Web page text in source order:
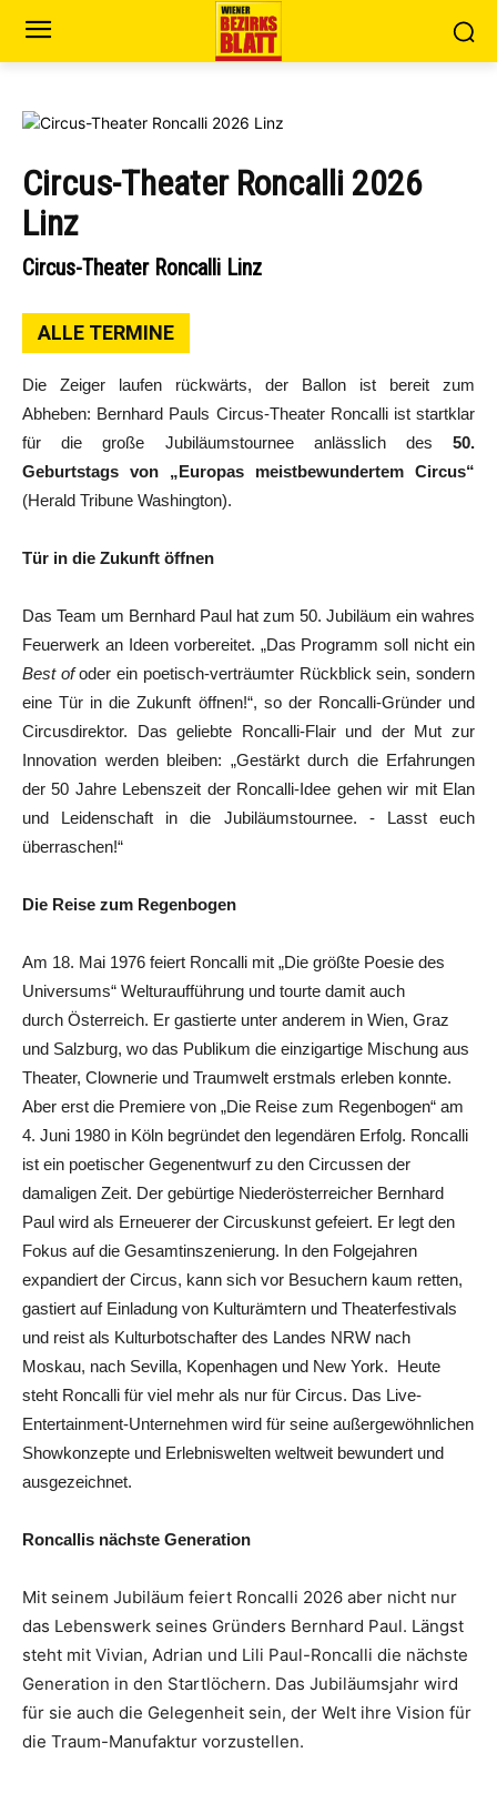
Circus-Theater Roncalli 2026
Linz
Circus-Theater Roncalli Linz
ALLE TERMINE
Die Zeiger laufen rückwärts, der Ballon ist bereit zum
Abheben: Bernhard Pauls Circus-Theater Roncalli ist startklar
für die große Jubiläumstournee anlässlich des 50.
Geburtstags von „Europas meistbewundertem Circus“
(Herald Tribune Washington).
Tür in die Zukunft öffnen
Das Team um Bernhard Paul hat zum 50. Jubiläum ein wahres
Feuerwerk an Ideen vorbereitet. „Das Programm soll nicht ein
Best ofoder ein poetisch-verträumter Rückblick sein, sondern
eine Tür in die Zukunft öffnen!“, so der Roncalli-Gründer und
Circusdirektor. Das geliebte Roncalli-Flair und der Mut zur
Innovation werden bleiben: „Gestärkt durch die Erfahrungen
der 50 Jahre Lebenszeit der Roncalli-Idee gehen wir mit Elan
und Leidenschaft in die Jubiläumstournee. - Lasst euch
überraschen!“
Die Reise zum Regenbogen
Am 18. Mai 1976 feiert Roncalli mit „Die größte Poesie des
Universums“ Welturaufführung und tourte damit auch
durch Österreich. Er gastierte unter anderem in Wien, Graz
und Salzburg, wo das Publikum die einzigartige Mischung aus
Theater, Clownerie und Traumwelt erstmals erleben konnte.
Aber erst die Premiere von „Die Reise zum Regenbogen“ am
4. Juni 1980 in Köln begründet den legendären Erfolg. Roncalli
ist ein poetischer Gegenentwurf zu den Circussen der
damaligen Zeit. Der gebürtige Niederösterreicher Bernhard
Paul wird als Erneuerer der Circuskunst gefeiert. Er legt den
Fokus auf die Gesamtinszenierung. In den Folgejahren
expandiert der Circus, kann sich vor Besuchern kaum retten,
gastiert auf Einladung von Kulturämtern und Theaterfestivals
und reist als Kulturbotschafter des Landes NRW nach
Moskau, nach Sevilla, Kopenhagen und New York. Heute
steht Roncalli für viel mehr als nur für Circus. Das Live-
Entertainment-Unternehmen wird für seine außergewöhnlichen
Showkonzepte und Erlebniswelten weltweit bewundert und
ausgezeichnet.
Roncallis nächste Generation
Mit seinem Jubiläum feiert Roncalli 2026 aber nicht nur
das Lebenswerk seines Gründers Bernhard Paul. Längst
steht mit Vivian, Adrian und Lili Paul-Roncalli die nächste
Generation in den Startlöchern. Das Jubiläumsjahr wird
für sie auch die Gelegenheit sein, der Welt ihre Vision für
die Traum-Manufaktur vorzustellen.